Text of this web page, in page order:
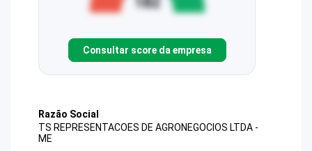
Consultar score da empresa
Razão Social
TS REPRESENTACOES DE AGRONEGOCIOS LTDA -
ME